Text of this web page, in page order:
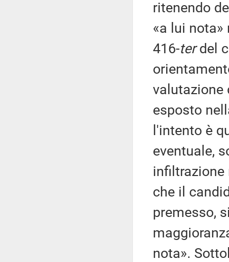
ritenendo
«a lui
416-terdel
valutazione
esposto
l'intento è
eventuale,
infiltrazione
che il
premesso,
nota».